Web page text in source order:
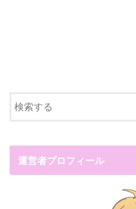
運営者プロフィール